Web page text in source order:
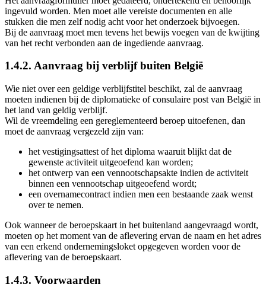
ingevuld worden. Men moet alle vereiste documenten en alle
stukken die men zelf nodig acht voor het onderzoek bijvoegen.
Bij de aanvraag moet men tevens het bewijs voegen van de kwijting
van het recht verbonden aan de ingediende aanvraag.
1.4.2. Aanvraag bij verblijf buiten België
Wie niet over een geldige verblijfstitel beschikt, zal de aanvraag
moeten indienen bij de diplomatieke of consulaire post van België in
het land van geldig verblijf.
Wil de vreemdeling een gereglementeerd beroep uitoefenen, dan
moet de aanvraag vergezeld zijn van:
het vestigingsattest of het diploma waaruit blijkt dat de
gewenste activiteit uitgeoefend kan worden;
het ontwerp van een vennootschapsakte indien de activiteit
binnen een vennootschap uitgeoefend wordt;
een overnamecontract indien men een bestaande zaak wenst
over te nemen.
Ook wanneer de beroepskaart in het buitenland aangevraagd wordt,
moeten op het moment van de aflevering ervan de naam en het adres
van een erkend ondernemingsloket opgegeven worden voor de
aflevering van de beroepskaart.
1.4.3. Voorwaarden